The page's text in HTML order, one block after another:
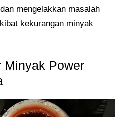
mengelakkan masalah
kekurangan minyak
Minyak Power